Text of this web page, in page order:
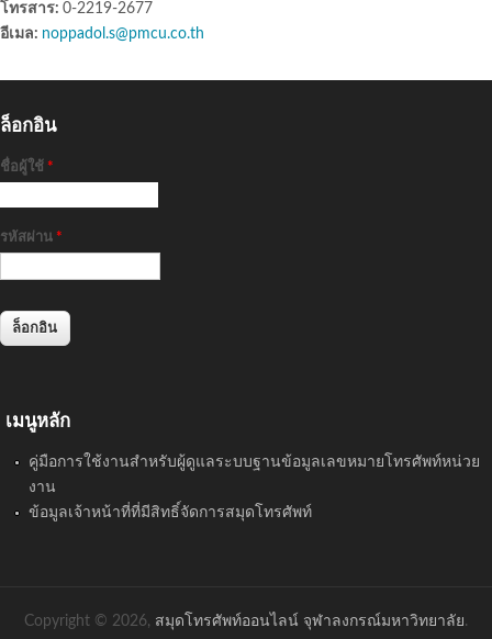
โทรสาร: 0-2219-2677
อีเมล: noppadol.s@pmcu.co.th
ล็อกอิน
ชื่อผู้ใช้ *
รหัสผ่าน *
เมนูหลัก
คู่มือการใช้งานสำหรับผู้ดูแลระบบฐานข้อมูลเลขหมายโทรศัพท์หน่วย
งาน
ข้อมูลเจ้าหน้าที่ที่มีสิทธิ์จัดการสมุดโทรศัพท์
Copyright © 2026, สมุดโทรศัพท์ออนไลน์ จุฬาลงกรณ์มหาวิทยาลัย.